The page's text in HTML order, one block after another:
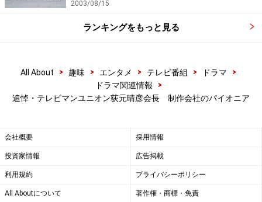
2003/08/15
ランキングをもっと見る
All About > 趣味 > エンタメ > テレビ番組 > ドラマ
>
ドラマ関連情報
>
追悼・テレビマンユニオン荻元晴彦会長 制作会社のパイオニア
会社概要 採用情報
投資家情報 広告掲載
利用規約 プライバシーポリシー
All Aboutについて 著作権・商標・免責